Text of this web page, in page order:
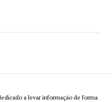
a levar informação de forma